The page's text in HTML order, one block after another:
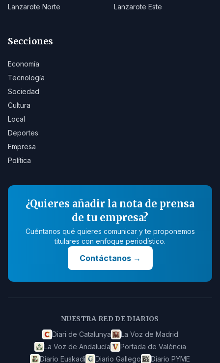
Lanzarote Norte
Lanzarote Este
Secciones
Economía
Tecnología
Sociedad
Cultura
Local
Deportes
Empresa
Política
¿Quieres añadir la nota de prensa
de tu empresa?
Cuéntanos qué quieres comunicar y te proponemos
titulares con enfoque periodístico.
Contáctanos→
NUESTRA RED DE DIARIOS
Diari de Catalunya
La Voz de Madrid
La Voz de Andalucía
Portada de València
Diario Euskadi
Diario Gallego Diario PYME